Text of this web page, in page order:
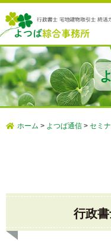
ホーム > よつば通信> セミ
行政